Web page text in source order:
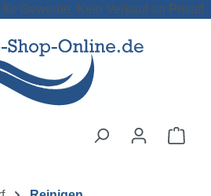
Gewerbe. Kein Verkauf an Privat!